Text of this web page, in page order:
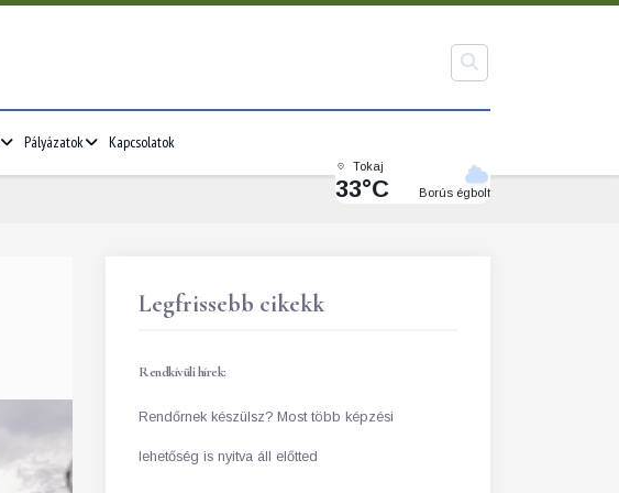
Pályázatok Kapcsolatok
Tokaj
33°C Borús égbolt
Legfrissebb cikekk
Rendkívüli hírek:
Rendőrnek készülsz? Most több képzési
lehetőség is nyitva áll előtted